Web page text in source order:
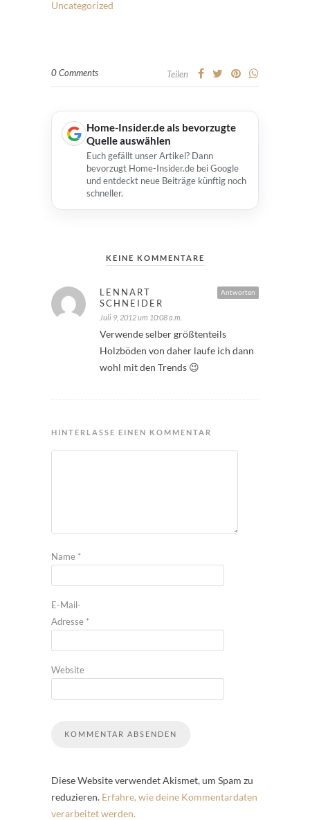
Uncategorized
0 Comments Teilen
Home-Insider.de als bevorzugte
Quelle auswählen
Euch gefällt unser Artikel? Dann
bevorzugt Home-Insider.de bei Google
und entdeckt neue Beiträge künftig noch
schneller.
KEINE KOMMENTARE
Antworten
LENNART
SCHNEIDER
Juli 9, 2012 um 10:08 a.m.
Verwende selber größtenteils
Holzböden von daher laufe ich dann
wohl mit den Trends 😉
HINTERLASSE EINEN KOMMENTAR
Name *
E-Mail-
Adresse *
Website
Diese Website verwendet Akismet, um Spam zu
reduzieren. Erfahre, wie deine Kommentardaten
verarbeitet werden.